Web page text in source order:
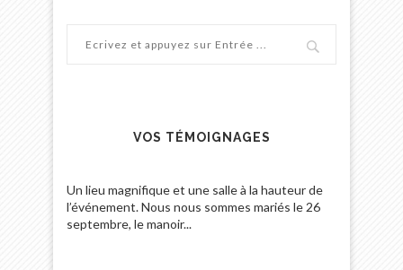
VOS TÉMOIGNAGES
Nous venons de célébrer notre mariage dans
cet endroit magnifique ! Que dire de plus que ça
été un moment...